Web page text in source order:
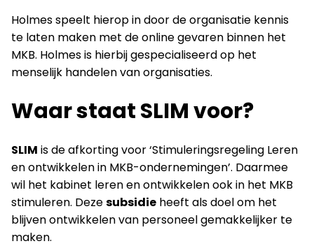
Holmes speelt hierop in door de organisatie kennis
te laten maken met de online gevaren binnen het
MKB. Holmes is hierbij gespecialiseerd op het
menselijk handelen van organisaties.
Waar staat SLIM voor?
SLIM is de afkorting voor ‘Stimuleringsregeling Leren
en ontwikkelen in MKB-ondernemingen’. Daarmee
wil het kabinet leren en ontwikkelen ook in het MKB
stimuleren. Dezesubsidie heeft als doel om het
blijven ontwikkelen van personeel gemakkelijker te
maken.